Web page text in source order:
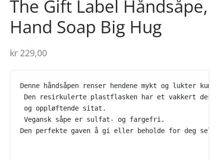
The Gift Label Håndsåpe,
Hand Soap Big Hug
kr 229,00
Denne håndsåpen renser hendene mykt og lukter
Den resirkulerte plastflasken har et vakkert
og oppløftende sitat.
Vegansk såpe er sulfat- og fargefri.
Den perfekte gaven å gi eller beholde for deg selv!